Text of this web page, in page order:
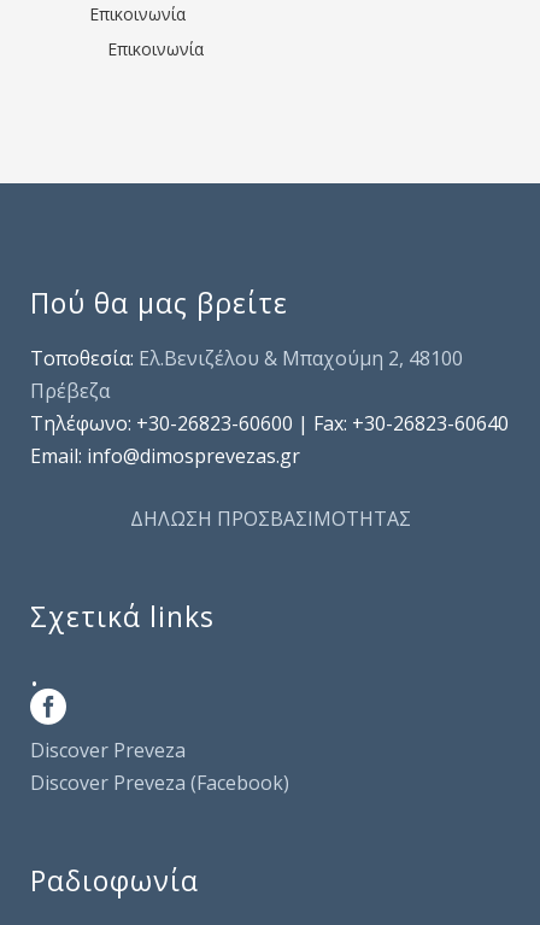
Επικοινωνία
Επικοινωνία
Πού θα μας βρείτε
Τοποθεσία: Ελ.Βενιζέλου & Μπαχούμη 2, 48100
Πρέβεζα
Τηλέφωνo: +30-26823-60600 | Fax: +30-26823-60640
Email: info@dimosprevezas.gr
ΔΗΛΩΣΗ ΠΡΟΣΒΑΣΙΜΟΤΗΤΑΣ
Σχετικά links
.
Discover Preveza
Discover Preveza (Facebook)
Ραδιοφωνία